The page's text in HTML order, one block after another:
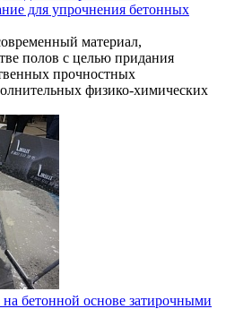
для упрочнения бетонных
материал,
полов с целью придания
прочностных
физико-химических
бетонной основе затирочными